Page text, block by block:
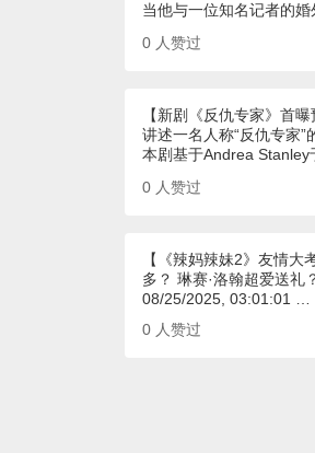
当他与一位知名记者的
0 人赞过
【新剧《反仇专家》首曝
讲述一名人称“反仇专家
本剧基于Andrea Stanley
0 人赞过
【《辣妈辣妹2》友情大
多？ 琳赛·洛翰超爱送礼
08/25/2025, 03:01:01 …
0 人赞过